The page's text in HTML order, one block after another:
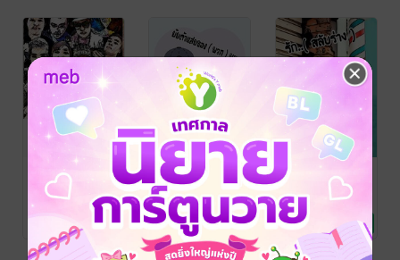
รักแล้ว รักเลย
น.นินิว
นิยายรัก
ยัยตัวแสบของ (
พวก ) ผม
น.นินิว
นิยายโรมานซ์
2 Rating
รัก...( สลับร่าง )
น.นินิว
นิยายโรมานซ์
1 Rating